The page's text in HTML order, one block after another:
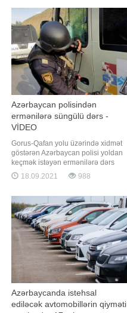
Bu sözləri -a Rüfət Quliyev danışır.
Aylar öncə atasını itirən Rüfət bəy
deyir ki, üz tutduqlar
Azərbaycan polisindən
ermənilərə süngülü dərs -
VİDEO
Gorus-Qafan yolu üzərində xidmət
göstərən Azərbaycan polisi yoldan
keçmək istəyən ermənilərə dərs
verib. "Qafqazinfo" xəbər verir ki,
sosial şəbəkələrdə yayılan
respublikanın "bayrağ"ı olan
avtomobilin postdan keçmək üçün
yaxınlaşdığı görünür. Postd
18.09.2021 988
Azərbaycanda istehsal
ediləcək avtomobillərin qiyməti